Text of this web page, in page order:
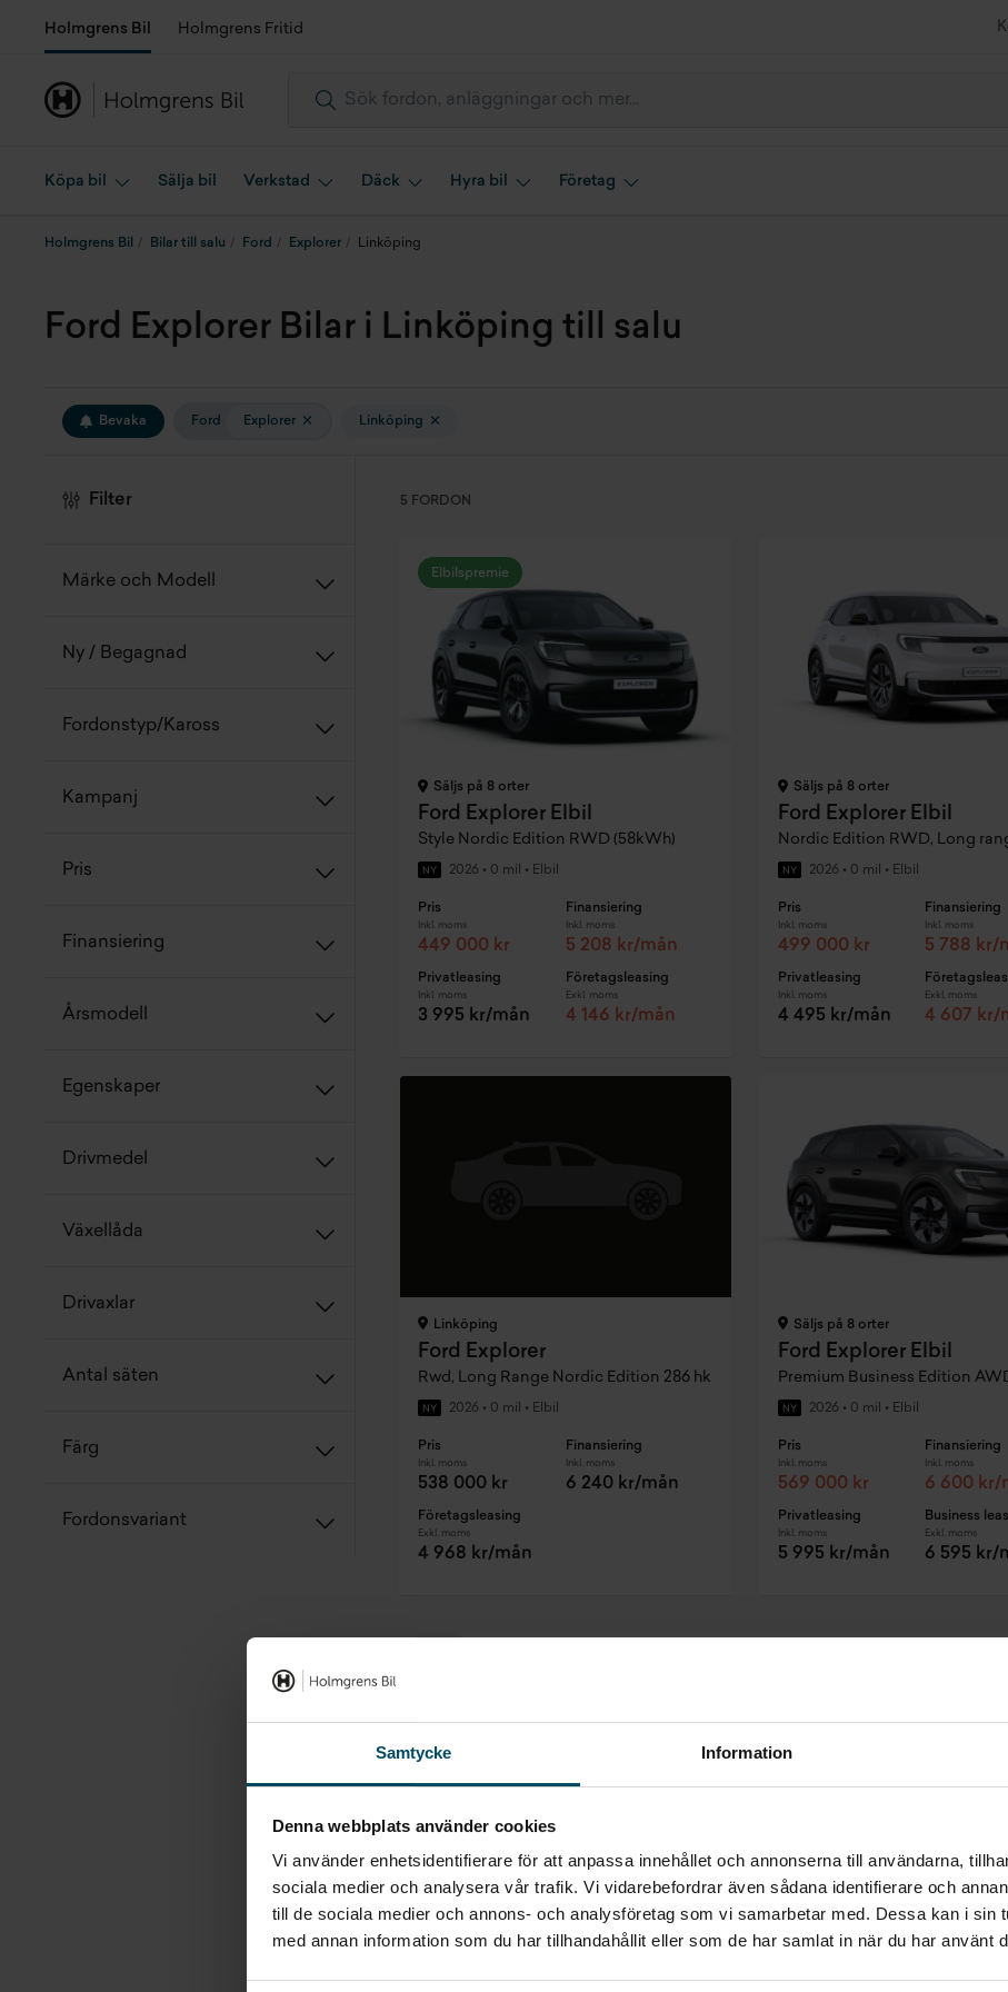
Samtycke Information
Denna webbplats använder cookies
Vi använder enhetsidentifierare för att anpassa innehållet och annonserna till användarna,
sociala medier och analysera vår trafik. Vi vidarebefordrar även sådana identifierare och
till de sociala medier och annons- och analysföretag som vi samarbetar med. Dessa kan i sin
med annan information som du har tillhandahållit eller som de har samlat in när du har använt
Holmgrens Bil Holmgrens Fritid
Köpa bil Sälja bil Verkstad Däck Hyra bil Företag
Holmgrens Bil Bilar till salu Ford Explorer Linköping
Ford Explorer Bilar i Linköping till salu
Bevaka Ford Explorer Linköping
Filter
Märke och Modell
Ny / Begagnad
Fordonstyp/Kaross
Kampanj
Pris
Finansiering
Årsmodell
Egenskaper
Drivmedel
Växellåda
Drivaxlar
Antal säten
Färg
Fordonsvariant
5 FORDON
Elbilspremie
Säljs på 8 orter
Ford Explorer Elbil
Style Nordic Edition RWD (58kWh)
NY 2026 • 0 mil • Elbil
Pris
Inkl. moms
449 000 kr
Finansiering
Inkl. moms
5 208 kr/mån
Privatleasing
Inkl. moms
3 995 kr/mån
Företagsleasing
Exkl. moms
4 146 kr/mån
Säljs på 8 orter
Ford Explorer Elbil
NY 2026 • 0 mil • Elbil
Pris
Inkl. moms
499 000 kr
Finansiering
Inkl. moms
5 788 kr/
Privatleasing
Inkl. moms
4 495 kr/mån
Exkl. moms
4 607 kr/
Linköping
Ford Explorer
Rwd, Long Range Nordic Edition 286 hk
NY 2026 • 0 mil • Elbil
Pris
Inkl. moms
538 000 kr
Finansiering
Inkl. moms
6 240 kr/mån
Företagsleasing
Exkl. moms
4 968 kr/mån
Säljs på 8 orter
Ford Explorer Elbil
NY 2026 • 0 mil • Elbil
Pris
Inkl. moms
569 000 kr
Finansiering
Inkl. moms
6 600 kr/
Privatleasing
Inkl. moms
5 995 kr/mån
Business
Exkl. moms
6 595 kr/
Om du inte kan betala tillbaka skulden i tid riskerar du en
bostad, teckna abonnemang och få nya lån. För stöd, vänd dig till
Inget som riktigt